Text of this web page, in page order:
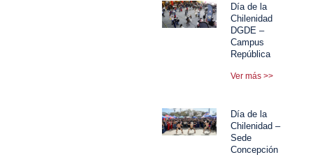
Día de la
Chilenidad
DGDE –
Campus
República
Ver más >>
Día de la
Chilenidad –
Sede
Concepción